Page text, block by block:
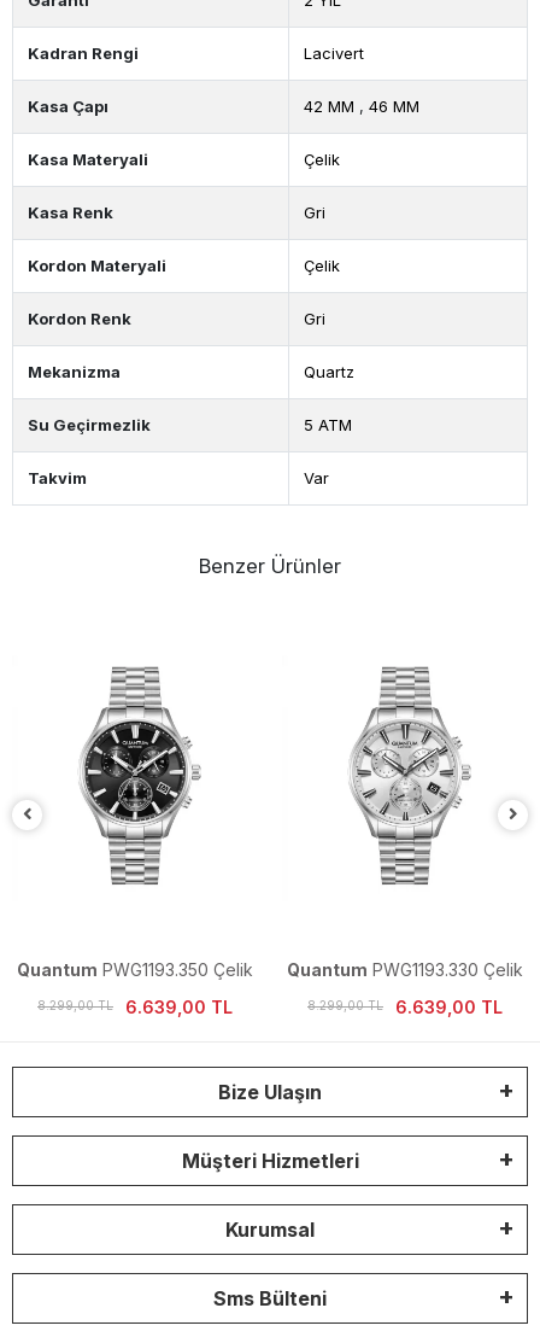
Kadran Rengi Lacivert
Kasa Çapı 42 MM , 46 MM
Kasa Materyali Çelik
Kasa Renk Gri
Kordon Materyali Çelik
Kordon Renk Gri
Mekanizma Quartz
Su Geçirmezlik 5 ATM
Takvim Var
Benzer Ürünler
Quantum PWG1193.350 Çelik
Erkek Kol Saati
8.299,00 TL 6.639,00 TL
Quantum PWG1193.330 Çelik
Erkek Kol Saati
8.299,00 TL 6.639,00 TL
Bize Ulaşın
Müşteri Hizmetleri
Kurumsal
Sms Bülteni